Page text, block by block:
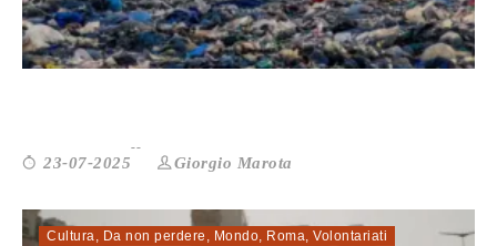
Ecomafia 2025. Nel Lazio 2.654 reati ...
23-07-2025 Giorgio Marota
Cultura, Da non perdere , Mondo, Roma, Volontariati